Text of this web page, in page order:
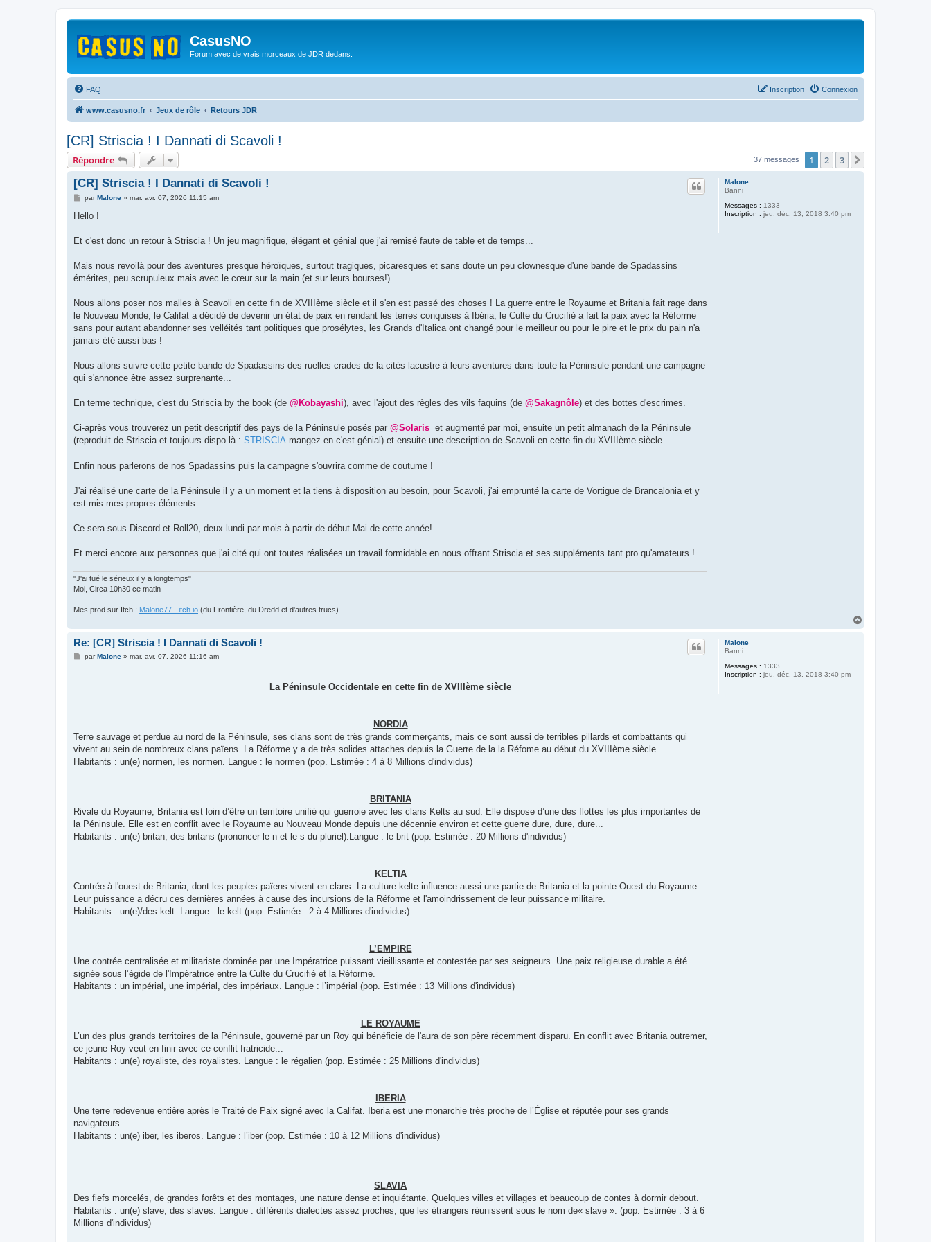
CasusNO
Forum avec de vrais morceaux de JDR dedans.
FAQ Connexion
Inscription
www.casusno.fr Jeux de rôle Retours JDR
[CR] Striscia ! I Dannati di Scavoli !
Répondre 37 messages 1 2 3
Malone
Banni
Messages : 1333
Inscription : jeu. déc. 13, 2018 3:40 pm
[CR] Striscia ! I Dannati di Scavoli !
M
s
g
parMalone» mar. avr. 07, 2026 11:15 am
Hello !
Et c'est donc un retour à Striscia ! Un jeu magnifique, élégant et génial que j'ai remisé faute de table et de temps...
Mais nous revoilà pour des aventures presque héroïques, surtout tragiques, picaresques et sans doute un peu clownesque d'une bande de Spadassins
émérites, peu scrupuleux mais avec le cœur sur la main (et sur leurs bourses!).
Nous allons poser nos malles à Scavoli en cette fin de XVIIIème siècle et il s'en est passé des choses ! La guerre entre le Royaume et Britania fait rage dans
le Nouveau Monde, le Califat a décidé de devenir un état de paix en rendant les terres conquises à Ibéria, le Culte du Crucifié a fait la paix avec la Réforme
sans pour autant abandonner ses velléités tant politiques que prosélytes, les Grands d'Italica ont changé pour le meilleur ou pour le pire et le prix du pain n'a
jamais été aussi bas !
Nous allons suivre cette petite bande de Spadassins des ruelles crades de la cités lacustre à leurs aventures dans toute la Péninsule pendant une campagne
qui s'annonce être assez surprenante...
En terme technique, c'est du Striscia by the book (de @Kobayashi), avec l'ajout des règles des vils faquins (de @Sakagnôle) et des bottes d'escrimes.
Ci-après vous trouverez un petit descriptif des pays de la Péninsule posés par @Solaris et augmenté par moi, ensuite un petit almanach de la Péninsule
(reproduit de Striscia et toujours dispo là : STRISCIA mangez en c'est génial) et ensuite une description de Scavoli en cette fin du XVIIIème siècle.
Enfin nous parlerons de nos Spadassins puis la campagne s'ouvrira comme de coutume !
J'ai réalisé une carte de la Péninsule il y a un moment et la tiens à disposition au besoin, pour Scavoli, j'ai emprunté la carte de Vortigue de Brancalonia et y
est mis mes propres éléments.
Ce sera sous Discord et Roll20, deux lundi par mois à partir de début Mai de cette année!
Et merci encore aux personnes que j'ai cité qui ont toutes réalisées un travail formidable en nous offrant Striscia et ses suppléments tant pro qu'amateurs !
"J'ai tué le sérieux il y a longtemps"
Moi, Circa 10h30 ce matin
Mes prod sur Itch : Malone77 - itch.io (du Frontière, du Dredd et d'autres trucs)
Malone
Banni
Messages : 1333
Inscription : jeu. déc. 13, 2018 3:40 pm
Re: [CR] Striscia ! I Dannati di Scavoli !
MparMalone» mar. avr. 07, 2026 11:16 am
La Péninsule Occidentale en cette fin de XVIIIème siècle
NORDIA
Terre sauvage et perdue au nord de la Péninsule, ses clans sont de très grands commerçants, mais ce sont aussi de terribles pillards et combattants qui
vivent au sein de nombreux clans païens. La Réforme y a de très solides attaches depuis la Guerre de la la Réfome au début du XVIIIème siècle.
Habitants : un(e) normen, les normen. Langue : le normen (pop. Estimée : 4 à 8 Millions d'individus)
BRITANIA
Rivale du Royaume, Britania est loin d’être un territoire unifié qui guerroie avec les clans Kelts au sud. Elle dispose d’une des flottes les plus importantes de
la Péninsule. Elle est en conflit avec le Royaume au Nouveau Monde depuis une décennie environ et cette guerre dure, dure, dure...
Habitants : un(e) britan, des britans (prononcer le n et le s du pluriel).Langue : le brit (pop. Estimée : 20 Millions d'individus)
KELTIA
Contrée à l'ouest de Britania, dont les peuples païens vivent en clans. La culture kelte influence aussi une partie de Britania et la pointe Ouest du Royaume.
Leur puissance a décru ces dernières années à cause des incursions de la Réforme et l'amoindrissement de leur puissance militaire.
Habitants : un(e)/des kelt. Langue : le kelt (pop. Estimée : 2 à 4 Millions d'individus)
L’EMPIRE
Une contrée centralisée et militariste dominée par une Impératrice puissant vieillissante et contestée par ses seigneurs. Une paix religieuse durable a été
signée sous l’égide de l'Impératrice entre la Culte du Crucifié et la Réforme.
Habitants : un impérial, une impérial, des impériaux. Langue : l’impérial (pop. Estimée : 13 Millions d'individus)
LE ROYAUME
L’un des plus grands territoires de la Péninsule, gouverné par un Roy qui bénéficie de l'aura de son père récemment disparu. En conflit avec Britania outremer,
ce jeune Roy veut en finir avec ce conflit fratricide...
Habitants : un(e) royaliste, des royalistes. Langue : le régalien (pop. Estimée : 25 Millions d'individus)
IBERIA
Une terre redevenue entière après le Traité de Paix signé avec la Califat. Iberia est une monarchie très proche de l’Église et réputée pour ses grands
navigateurs.
Habitants : un(e) iber, les iberos. Langue : l’iber (pop. Estimée : 10 à 12 Millions d'individus)
SLAVIA
Des fiefs morcelés, de grandes forêts et des montages, une nature dense et inquiétante. Quelques villes et villages et beaucoup de contes à dormir debout.
Habitants : un(e) slave, des slaves. Langue : différents dialectes assez proches, que les étrangers réunissent sous le nom de« slave ». (pop. Estimée : 3 à 6
Millions d'individus)